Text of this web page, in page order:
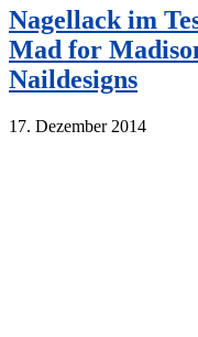
Nagellack im
Mad for
Naildesigns
17. Dezember 2014